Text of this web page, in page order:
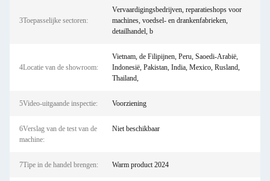
3Toepasselijke sectoren:
Vervaardigingsbedrijven, reparatieshops voor
machines, voedsel- en drankenfabrieken,
detailhandel, b
4Locatie van de showroom:
Vietnam, de Filipijnen, Peru, Saoedi-Arabië,
Indonesië, Pakistan, India, Mexico, Rusland,
Thailand,
5Video-uitgaande inspectie: Voorziening
6Verslag van de test van de
machine:
Niet beschikbaar
7Tipe in de handel brengen: Warm product 2024